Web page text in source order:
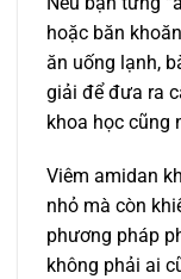
hoặc băn
ăn uống lạnh,
giải để đưa ra
khoa học cũng
Viêm amidan
nhỏ mà còn
phương pháp
không phải ai